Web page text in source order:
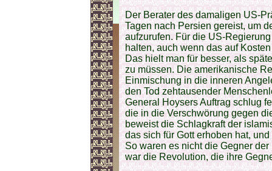
Der Berater des damaligen US-
Tagen nach Persien gereist, um
aufzurufen. Für die US-
halten, auch wenn das auf
Das hielt man für besser, als
zu müssen. Die amerikanische
Einmischung in die inneren
den Tod zehtausender
General Hoysers Auftrag schlug
die in die Verschwörung gegen
beweist die Schlagkraft der
das sich für Gott erhoben hat,
So waren es nicht die Gegner
war die Revolution, die ihre